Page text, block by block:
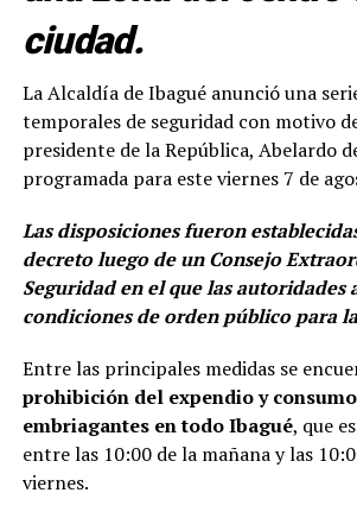
ciudad.
La Alcaldía de Ibagué anunció una
temporales de seguridad con motivo
presidente de la República, Abelardo
programada para este viernes 7 de
Las disposiciones fueron
decreto luego de un Consejo
Seguridad en el que las autoridades
condiciones de orden público para
Entre las principales medidas se
prohibición del expendio y
embriagantes en todo Ibagué, que
entre las 10:00 de la mañana y las
viernes.